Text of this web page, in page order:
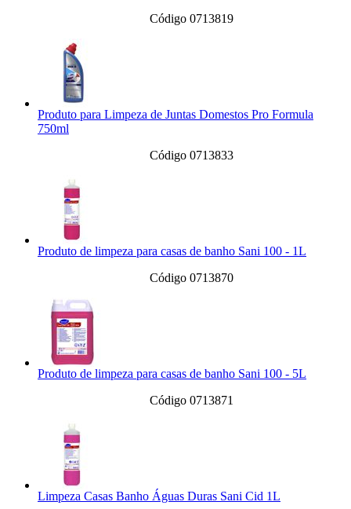
Código 0713819
Produto para Limpeza de Juntas Domestos Pro Formula
750ml
Código 0713833
Produto de limpeza para casas de banho Sani 100 - 1L
Código 0713870
Produto de limpeza para casas de banho Sani 100 - 5L
Código 0713871
Limpeza Casas Banho Águas Duras Sani Cid 1L